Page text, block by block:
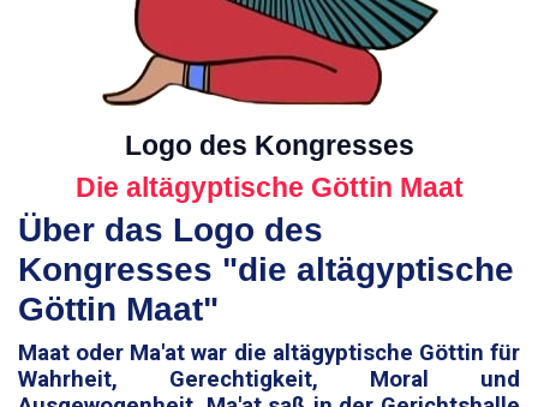
Logo des Kongresses
Die altägyptische Göttin Maat
Über das Logo des
Kongresses "die altägyptische
Göttin Maat"
Maat oder Ma'at war die altägyptische Göttin für
Wahrheit, Gerechtigkeit, Moral und